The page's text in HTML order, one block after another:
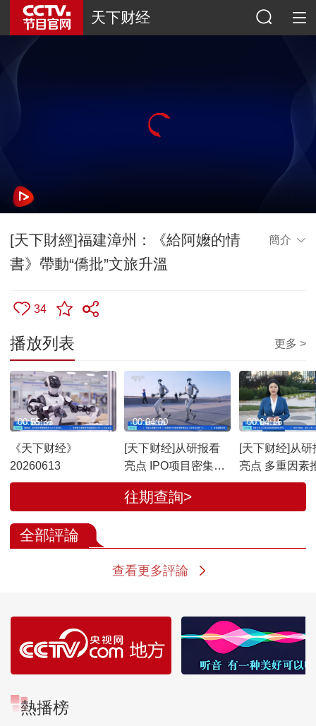
天下财经
[天下財經]福建漳州：《給阿嬤的情
書》帶動“僑批”文旅升溫
簡介
34
播放列表 更多 >
《天下财经》
20260613
00:55:36
[天下财经]从研报看
亮点 IPO项目密集推
进 资本市场迎来科
创“硬”时代
00:04:00
[天下财经]从研
亮点 多重因素
股市场吸引力
00:04:16
往期查詢>
全部評論
查看更多評論
熱播榜